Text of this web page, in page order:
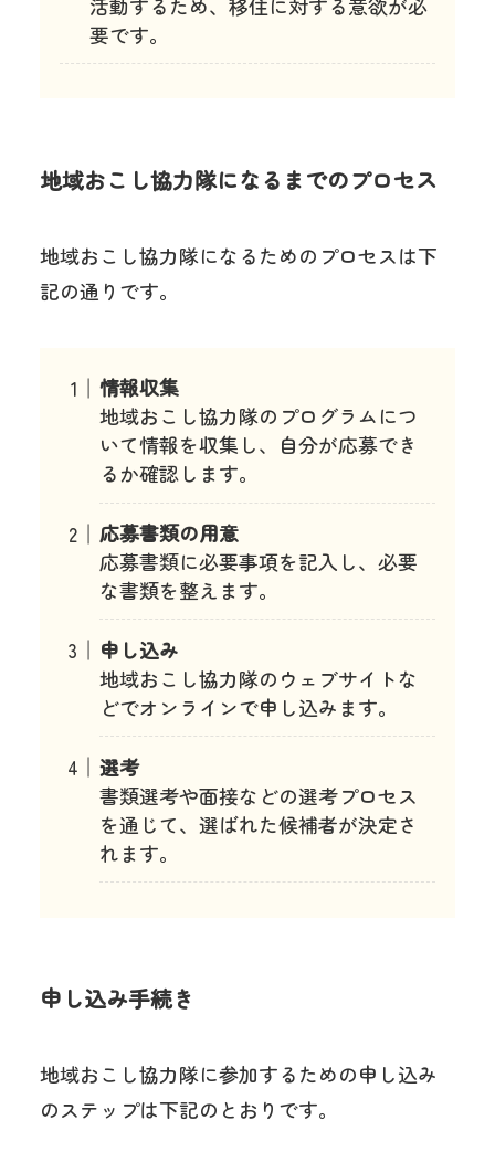
要です。
地域おこし協力隊になるまでのプロセス
地域おこし協力隊になるためのプロセスは下
記の通りです。
情報収集
地域おこし協力隊のプログラムにつ
いて情報を収集し、自分が応募でき
るか確認します。
応募書類の用意
応募書類に必要事項を記入し、必要
な書類を整えます。
申し込み
地域おこし協力隊のウェブサイトな
どでオンラインで申し込みます。
選考
書類選考や面接などの選考プロセス
を通じて、選ばれた候補者が決定さ
れます。
申し込み手続き
地域おこし協力隊に参加するための申し込み
のステップは下記のとおりです。